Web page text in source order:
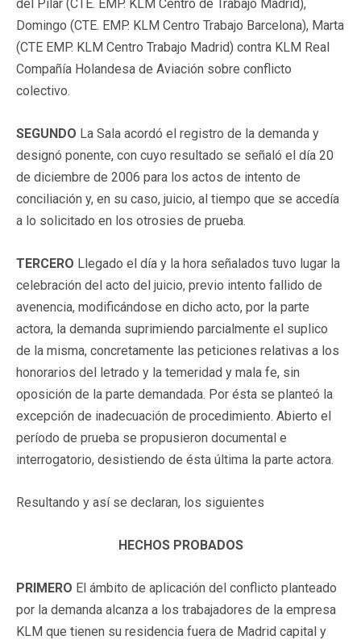
del Pilar (CTE. EMP. KLM Centro de Trabajo Madrid),
Domingo (CTE. EMP. KLM Centro Trabajo Barcelona), Marta
(CTE EMP. KLM Centro Trabajo Madrid) contra KLM Real
Compañía Holandesa de Aviación sobre conflicto
colectivo.
SEGUNDO La Sala acordó el registro de la demanda y
designó ponente, con cuyo resultado se señaló el día 20
de diciembre de 2006 para los actos de intento de
conciliación y, en su caso, juicio, al tiempo que se accedía
a lo solicitado en los otrosies de prueba.
TERCERO Llegado el día y la hora señalados tuvo lugar la
celebración del acto del juicio, previo intento fallido de
avenencia, modificándose en dicho acto, por la parte
actora, la demanda suprimiendo parcialmente el suplico
de la misma, concretamente las peticiones relativas a los
honorarios del letrado y la temeridad y mala fe, sin
oposición de la parte demandada. Por ésta se planteó la
excepción de inadecuación de procedimiento. Abierto el
período de prueba se propusieron documental e
interrogatorio, desistiendo de ésta última la parte actora.
Resultando y así se declaran, los siguientes
HECHOS PROBADOS
PRIMERO El ámbito de aplicación del conflicto planteado
por la demanda alcanza a los trabajadores de la empresa
KLM que tienen su residencia fuera de Madrid capital y